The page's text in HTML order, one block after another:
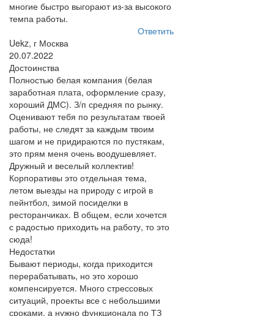
многие быстро выгорают из-за высокого
темпа работы.
Ответить
Uekz, г Москва
20.07.2022
Достоинства
Полностью белая компания (белая
заработная плата, оформление сразу,
хороший ДМС). З/п средняя по рынку.
Оценивают тебя по результатам твоей
работы, не следят за каждым твоим
шагом и не придираются по пустякам,
это прям меня очень воодушевляет.
Дружный и веселый коллектив!
Корпоративы это отдельная тема,
летом выезды на природу с игрой в
пейнтбол, зимой посиделки в
ресторанчиках. В общем, если хочется
с радостью приходить на работу, то это
сюда!
Недостатки
Бывают периоды, когда приходится
перерабатывать, но это хорошо
компенсируется. Много стрессовых
ситуаций, проекты все с небольшими
сроками, а нужно функционала по ТЗ